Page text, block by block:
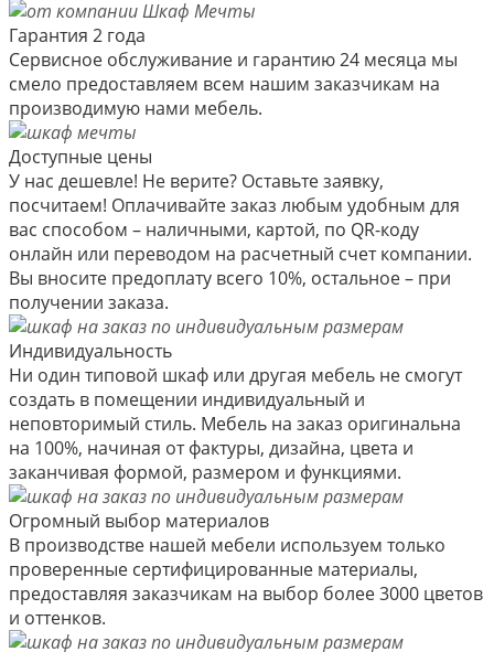
Гарантия 2 года
Сервисное обслуживание и гарантию 24 месяца мы
смело предоставляем всем нашим заказчикам на
производимую нами мебель.
Доступные цены
У нас дешевле! Не верите? Оставьте заявку,
посчитаем! Оплачивайте заказ любым удобным для
вас способом – наличными, картой, по QR-коду
онлайн или переводом на расчетный счет компании.
Вы вносите предоплату всего 10%, остальное – при
получении заказа.
Индивидуальность
Ни один типовой шкаф или другая мебель не смогут
создать в помещении индивидуальный и
неповторимый стиль. Мебель на заказ оригинальна
на 100%, начиная от фактуры, дизайна, цвета и
заканчивая формой, размером и функциями.
Огромный выбор материалов
В производстве нашей мебели используем только
проверенные сертифицированные материалы,
предоставляя заказчикам на выбор более 3000 цветов
и оттенков.